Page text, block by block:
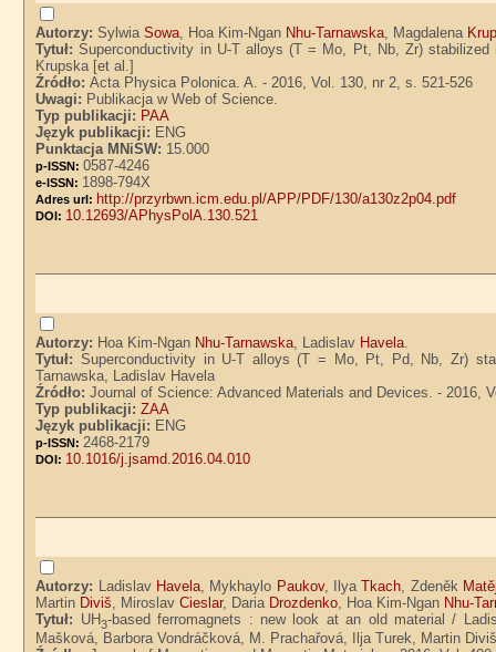
Autorzy:SylwiaSowa , Hoa Kim-Ngan Nhu-Tarnawska , Magdalena
Tytuł:Superconductivity in U-T alloys (T = Mo, Pt, Nb, Zr)
Krupska [et al.]
Źródło:Acta Physica Polonica. A. - 2016, Vol. 130, nr 2, s. 521-526
Uwagi: Publikacja w Web of Science.
Typ publikacji: PAA
Język publikacji: ENG
Punktacja MNiSW: 15.000
p-ISSN:0587-4246
e-ISSN: 1898-794X
Adres url: http://przyrbwn.icm.edu.pl/APP/PDF/130/a130z2p04.pdf
DOI: 10.12693/APhysPolA.130.521
Autorzy: Hoa Kim-Ngan Nhu-Tarnawska , Ladislav Havela
Tytuł: Superconductivity in U-T alloys (T = Mo, Pt, Pd, Nb, Zr)
Tarnawska, Ladislav Havela
Źródło:Journal of Science: Advanced Materials and Devices. - 2016,
Typ publikacji:ZAA
Język publikacji: ENG
p-ISSN: 2468-2179
DOI: 10.1016/j.jsamd.2016.04.010
Autorzy: Ladislav Havela , Mykhaylo Paukov, IlyaTkach , Zdeněk
Martin Diviš , MiroslavCieslar, Daria Drozdenko , Hoa Kim-Ngan Nhu-
Tytuł: UH3-based ferromagnets : new look at an old material /
Mašková, Barbora Vondráčková, M. Prachařová, Ilja Turek, Martin